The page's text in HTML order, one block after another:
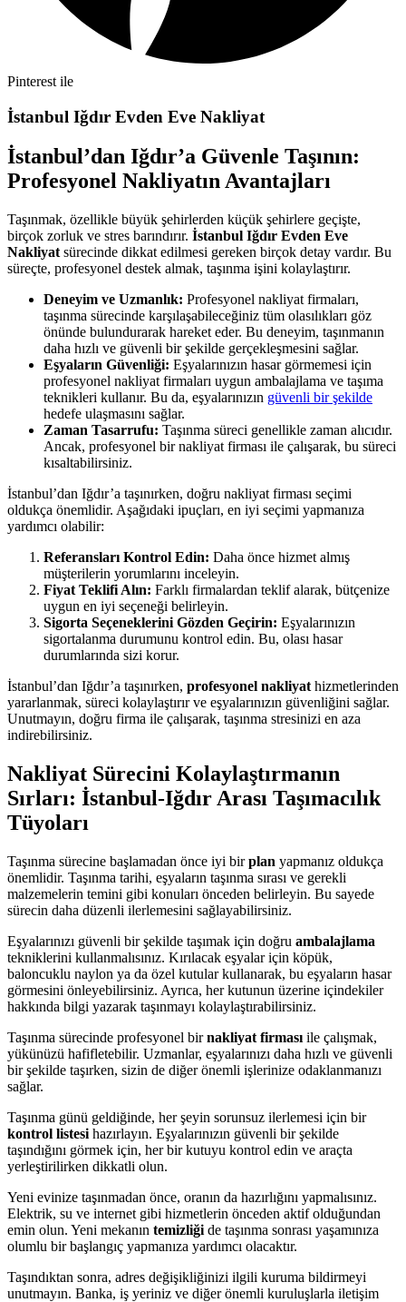
Pinterest ile
İstanbul Iğdır Evden Eve Nakliyat
İstanbul’dan Iğdır’a Güvenle Taşının:
Profesyonel Nakliyatın Avantajları
Taşınmak, özellikle büyük şehirlerden küçük şehirlere geçişte,
birçok zorluk ve stres barındırır. İstanbul Iğdır Evden Eve
Nakliyat sürecinde dikkat edilmesi gereken birçok detay vardır. Bu
süreçte, profesyonel destek almak, taşınma işini kolaylaştırır.
Deneyim ve Uzmanlık: Profesyonel nakliyat firmaları,
taşınma sürecinde karşılaşabileceğiniz tüm olasılıkları göz
önünde bulundurarak hareket eder. Bu deneyim, taşınmanın
daha hızlı ve güvenli bir şekilde gerçekleşmesini sağlar.
Eşyaların Güvenliği: Eşyalarınızın hasar görmemesi için
profesyonel nakliyat firmaları uygun ambalajlama ve taşıma
teknikleri kullanır. Bu da, eşyalarınızın güvenli bir şekilde
hedefe ulaşmasını sağlar.
Zaman Tasarrufu: Taşınma süreci genellikle zaman alıcıdır.
Ancak, profesyonel bir nakliyat firması ile çalışarak, bu süreci
kısaltabilirsiniz.
İstanbul’dan Iğdır’a taşınırken, doğru nakliyat firması seçimi
oldukça önemlidir. Aşağıdaki ipuçları, en iyi seçimi yapmanıza
yardımcı olabilir:
Referansları Kontrol Edin: Daha önce hizmet almış
müşterilerin yorumlarını inceleyin.
Fiyat Teklifi Alın: Farklı firmalardan teklif alarak, bütçenize
uygun en iyi seçeneği belirleyin.
Sigorta Seçeneklerini Gözden Geçirin: Eşyalarınızın
sigortalanma durumunu kontrol edin. Bu, olası hasar
durumlarında sizi korur.
İstanbul’dan Iğdır’a taşınırken, profesyonel nakliyat hizmetlerinden
yararlanmak, süreci kolaylaştırır ve eşyalarınızın güvenliğini sağlar.
Unutmayın, doğru firma ile çalışarak, taşınma stresinizi en aza
indirebilirsiniz.
Nakliyat Sürecini Kolaylaştırmanın
Sırları: İstanbul-Iğdır Arası Taşımacılık
Tüyoları
Taşınma sürecine başlamadan önce iyi birplan yapmanız oldukça
önemlidir. Taşınma tarihi, eşyaların taşınma sırası ve gerekli
malzemelerin temini gibi konuları önceden belirleyin. Bu sayede
sürecin daha düzenli ilerlemesini sağlayabilirsiniz.
Eşyalarınızı güvenli bir şekilde taşımak için doğru ambalajlama
tekniklerini kullanmalısınız. Kırılacak eşyalar için köpük,
baloncuklu naylon ya da özel kutular kullanarak, bu eşyaların hasar
görmesini önleyebilirsiniz. Ayrıca, her kutunun üzerine içindekiler
hakkında bilgi yazarak taşınmayı kolaylaştırabilirsiniz.
Taşınma sürecinde profesyonel birnakliyat firması ile çalışmak,
yükünüzü hafifletebilir. Uzmanlar, eşyalarınızı daha hızlı ve güvenli
bir şekilde taşırken, sizin de diğer önemli işlerinize odaklanmanızı
sağlar.
Taşınma günü geldiğinde, her şeyin sorunsuz ilerlemesi için bir
kontrol listesi hazırlayın. Eşyalarınızın güvenli bir şekilde
taşındığını görmek için, her bir kutuyu kontrol edin ve araçta
yerleştirilirken dikkatli olun.
Yeni evinize taşınmadan önce, oranın da hazırlığını yapmalısınız.
Elektrik, su ve internet gibi hizmetlerin önceden aktif olduğundan
emin olun. Yeni mekanın temizliği de taşınma sonrası yaşamınıza
olumlu bir başlangıç yapmanıza yardımcı olacaktır.
Taşındıktan sonra, adres değişikliğinizi ilgili kuruma bildirmeyi
unutmayın. Banka, iş yeriniz ve diğer önemli kuruluşlarla iletişim